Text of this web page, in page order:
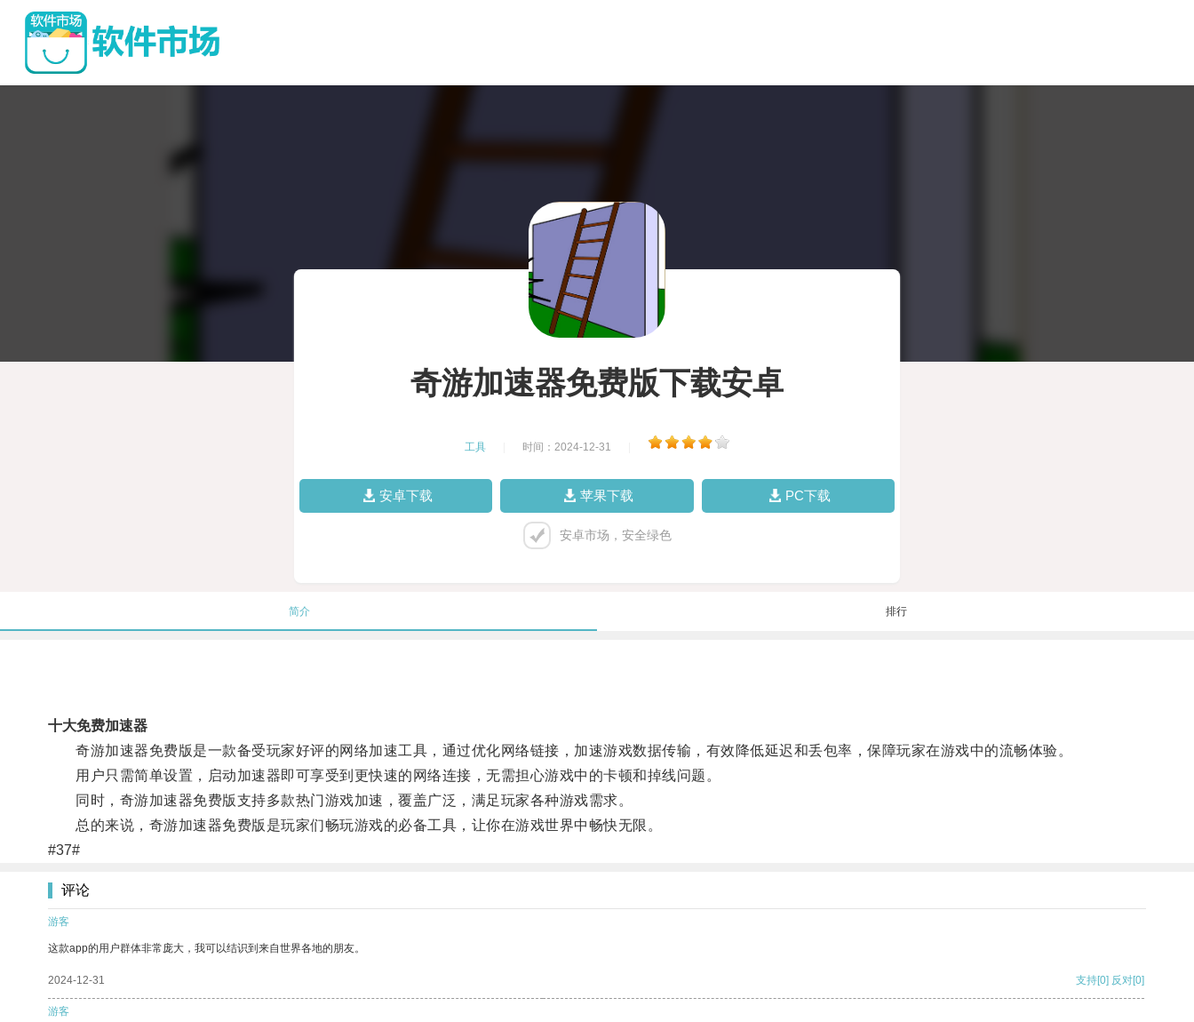
奇游加速器免费版下载安卓
工具 时间：2024-12-31
安卓下载 苹果下载 PC下载
安卓市场，安全绿色
简介 排行
十大免费加速器
奇游加速器免费版是一款备受玩家好评的网络加速工具，通过优化网络链接，加速游戏数据传输，有效降低延迟和丢包率，保障玩家在游戏中的流畅体验。
用户只需简单设置，启动加速器即可享受到更快速的网络连接，无需担心游戏中的卡顿和掉线问题。
同时，奇游加速器免费版支持多款热门游戏加速，覆盖广泛，满足玩家各种游戏需求。
总的来说，奇游加速器免费版是玩家们畅玩游戏的必备工具，让你在游戏世界中畅快无限。
#37#
评论
游客
这款app的用户群体非常庞大，我可以结识到来自世界各地的朋友。
2024-12-31 支持[0] 反对[0]
游客